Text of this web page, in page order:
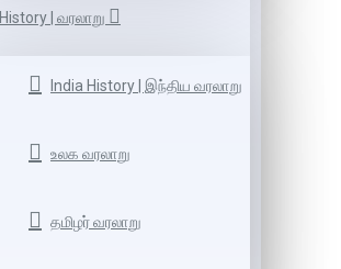
History | வரலாறு
India History | இந்திய வரலாறு
உலக வரலாறு
தமிழர் வரலாறு